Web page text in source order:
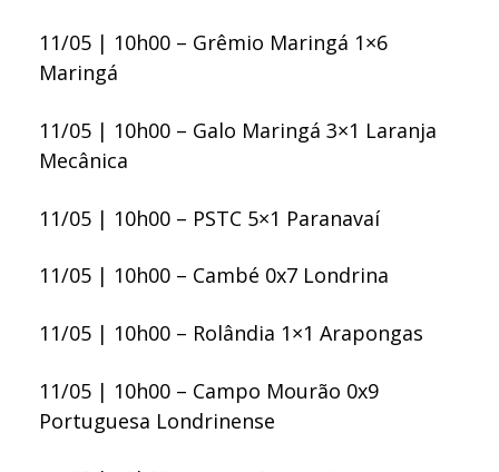
11/05 | 10h00 – Grêmio Maringá 1×6
Maringá
11/05 | 10h00 – Galo Maringá 3×1 Laranja
Mecânica
11/05 | 10h00 – PSTC 5×1 Paranavaí
11/05 | 10h00 – Cambé 0x7 Londrina
11/05 | 10h00 – Rolândia 1×1 Arapongas
11/05 | 10h00 – Campo Mourão 0x9
Portuguesa Londrinense